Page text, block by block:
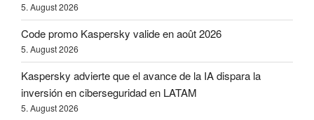
5. August 2026
Code promo Kaspersky valide en août 2026
5. August 2026
Kaspersky advierte que el avance de la IA dispara la
inversión en ciberseguridad en LATAM
5. August 2026